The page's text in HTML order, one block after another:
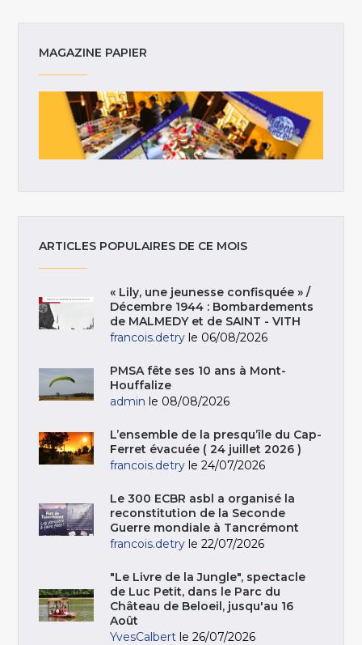
MAGAZINE PAPIER
ARTICLES POPULAIRES DE CE MOIS
« Lily, une jeunesse confisquée » /
Décembre 1944 : Bombardements
de MALMEDY et de SAINT - VITH
francois.detry le 06/08/2026
PMSA fête ses 10 ans à Mont-
Houffalize
admin le 08/08/2026
L’ensemble de la presqu’île du Cap-
Ferret évacuée ( 24 juillet 2026 )
francois.detry le 24/07/2026
Le 300 ECBR asbl a organisé la
reconstitution de la Seconde
Guerre mondiale à Tancrémont
francois.detry le 22/07/2026
"Le Livre de la Jungle", spectacle
de Luc Petit, dans le Parc du
Château de Beloeil, jusqu'au 16
Août
YvesCalbert le 26/07/2026